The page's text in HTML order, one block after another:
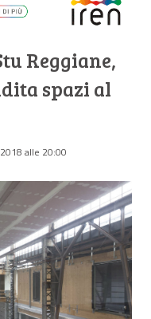
Reggiane,
spazi al
alle 20:00